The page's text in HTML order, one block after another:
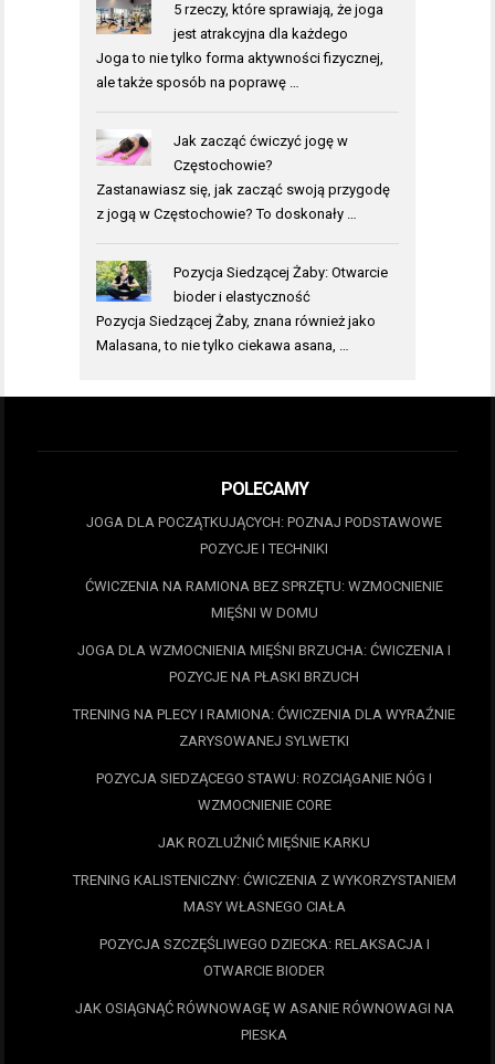
5 rzeczy, które sprawiają, że joga
jest atrakcyjna dla każdego
Joga to nie tylko forma aktywności fizycznej,
ale także sposób na poprawę …
Jak zacząć ćwiczyć jogę w
Częstochowie?
Zastanawiasz się, jak zacząć swoją przygodę
z jogą w Częstochowie? To doskonały …
Pozycja Siedzącej Żaby: Otwarcie
bioder i elastyczność
Pozycja Siedzącej Żaby, znana również jako
Malasana, to nie tylko ciekawa asana, …
POLECAMY
JOGA DLA POCZĄTKUJĄCYCH: POZNAJ PODSTAWOWE
POZYCJE I TECHNIKI
ĆWICZENIA NA RAMIONA BEZ SPRZĘTU: WZMOCNIENIE
MIĘŚNI W DOMU
JOGA DLA WZMOCNIENIA MIĘŚNI BRZUCHA: ĆWICZENIA I
POZYCJE NA PŁASKI BRZUCH
TRENING NA PLECY I RAMIONA: ĆWICZENIA DLA WYRAŹNIE
ZARYSOWANEJ SYLWETKI
POZYCJA SIEDZĄCEGO STAWU: ROZCIĄGANIE NÓG I
WZMOCNIENIE CORE
JAK ROZLUŹNIĆ MIĘŚNIE KARKU
TRENING KALISTENICZNY: ĆWICZENIA Z WYKORZYSTANIEM
MASY WŁASNEGO CIAŁA
POZYCJA SZCZĘŚLIWEGO DZIECKA: RELAKSACJA I
OTWARCIE BIODER
JAK OSIĄGNĄĆ RÓWNOWAGĘ W ASANIE RÓWNOWAGI NA
PIESKA